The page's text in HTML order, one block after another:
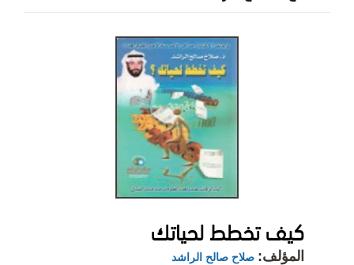
كيف تخطط لحياتك
المؤلف: صلاح صالح الراشد